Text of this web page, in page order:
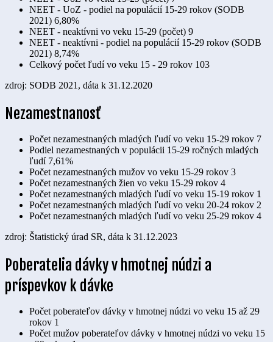
NEET - UoZ - podiel na populácií 15-29 rokov (SODB
2021) 6,80%
NEET - neaktívni vo veku 15-29 (počet) 9
NEET - neaktívni - podiel na populácií 15-29 rokov (SODB
2021) 8,74%
Celkový počet ľudí vo veku 15 - 29 rokov 103
zdroj: SODB 2021, dáta k 31.12.2020
Nezamestnanosť
Počet nezamestnaných mladých ľudí vo veku 15-29 rokov 7
Podiel nezamestnaných v populácii 15-29 ročných mladých
ľudí 7,61%
Počet nezamestnaných mužov vo veku 15-29 rokov 3
Počet nezamestnaných žien vo veku 15-29 rokov 4
Počet nezamestnaných mladých ľudí vo veku 15-19 rokov 1
Počet nezamestnaných mladých ľudí vo veku 20-24 rokov 2
Počet nezamestnaných mladých ľudí vo veku 25-29 rokov 4
zdroj: Štatistický úrad SR, dáta k 31.12.2023
Poberatelia dávky v hmotnej núdzi a
príspevkov k dávke
Počet poberateľov dávky v hmotnej núdzi vo veku 15 až 29
rokov 1
Počet mužov poberateľov dávky v hmotnej núdzi vo veku 15